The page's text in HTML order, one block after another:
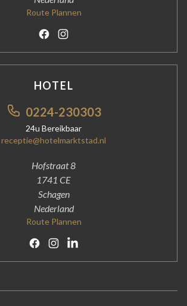
Route Plannen
FacebookInstagram
HOTEL
0224-230303
24u Bereikbaar
receptie@hotelmarktstad.nl
Hofstraat 8
1741 CE
Schagen
Nederland
Route Plannen
Facebook
Instagram
Linkedin